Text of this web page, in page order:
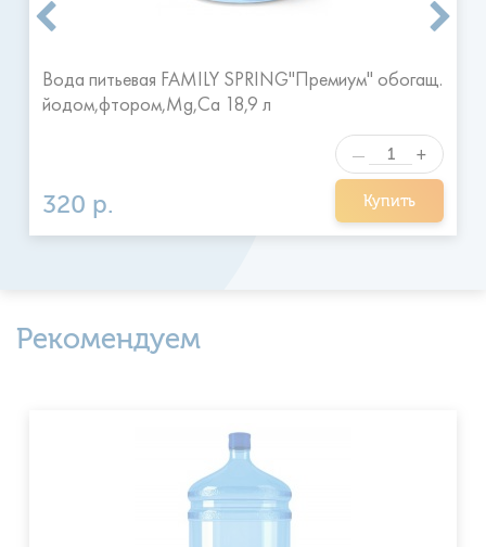
Вода питьевая FAMILY SPRING"Премиум" обогащ.
йодом,фтором,Mg,Ca 18,9 л
320 р. Купить
— +
Рекомендуем